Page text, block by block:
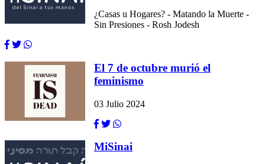
¿Casas u Hogares? - Matando la Muerte -
Sin Presiones - Rosh Jodesh
El 7 de octubre murió el
feminismo
03 Julio 2024
MiSinai